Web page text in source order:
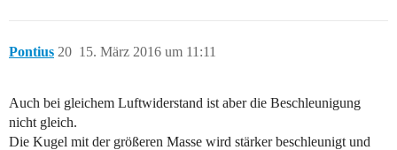
Pontius 15. März 2016 um 11:11
20
Auch bei gleichem Luftwiderstand ist aber die Beschleunigung
nicht gleich.
Die Kugel mit der größeren Masse wird stärker beschleunigt und